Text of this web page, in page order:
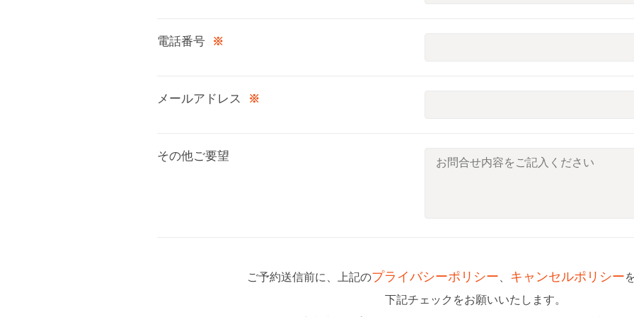
電話番号 ※
メールアドレス ※
その他ご要望
ご予約送信前に、上記のプライバシーポリシー キャンセルポリシー
下記チェックをお願いいたします。